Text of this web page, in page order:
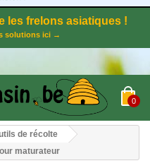
les frelons asiatiques !
solutions ici →
0
de récolte
maturateur